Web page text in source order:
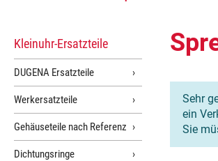
Kleinuhr-Ersatzteile
DUGENA Ersatzteile
Werkersatzteile
Gehäuseteile nach Referenz
Dichtungsringe
Sehr
ein
Sie